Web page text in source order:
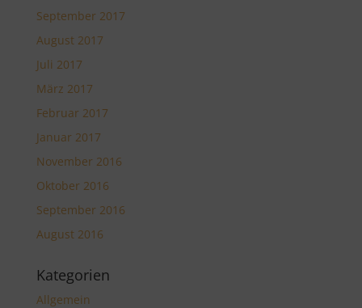
September 2017
August 2017
Juli 2017
März 2017
Februar 2017
Januar 2017
November 2016
Oktober 2016
September 2016
August 2016
Kategorien
Allgemein